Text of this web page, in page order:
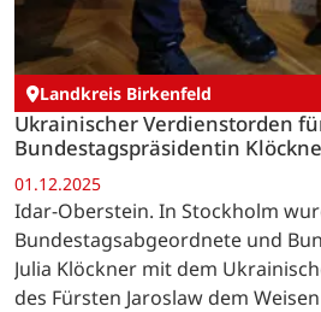
Landkreis Birkenfeld
Ukrainischer Verdienstorden
Bundestagspräsidentin
01.12.2025
Idar-Oberstein. In Stockholm
Bundestagsabgeordnete und
Julia Klöckner mit dem
des Fürsten Jaroslaw dem